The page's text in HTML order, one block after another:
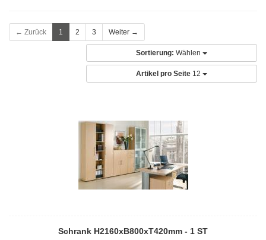
← Zurück 1 2 3 Weiter →
Sortierung: Wählen
Artikel pro Seite 12
Schrank H2160xB800xT420mm - 1 ST